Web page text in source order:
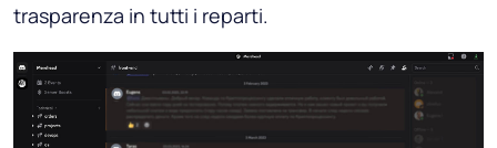
trasparenza in tutti i reparti.